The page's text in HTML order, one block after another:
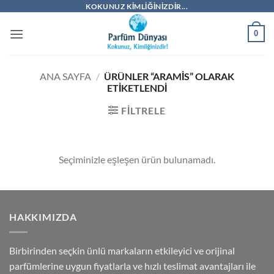
KOKUNUZ KIMLIĞINIZDIR...
0
ANA SAYFA / ÜRÜNLER “ARAMIS” OLARAK
ETIKETLENDI
FILTRELE
Seçiminizle eşleşen ürün bulunamadı.
HAKKIMIZDA
Birbirinden seçkin ünlü markaların etkileyici ve orijinal
parfümlerine uygun fiyatlarla ve hızlı teslimat avantajları ile